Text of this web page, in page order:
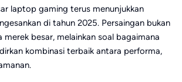
laptop gaming terus menunjukkan
di tahun 2025. Persaingan bukan
merek besar, melainkan soal bagaimana
kombinasi terbaik antara performa,